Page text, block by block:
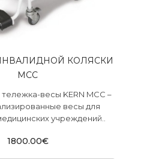
КОЛЯСКИ
MCC
весы KERN MCC –
весы для
учреждений..
1800.00€